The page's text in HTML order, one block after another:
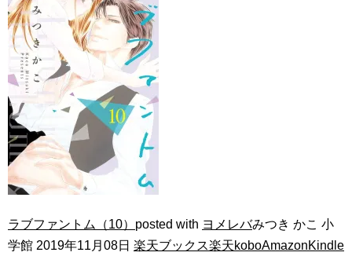
ラブファントム（10） posted with ヨメレバみつき かこ 小
学館 2019年11月08日 楽天ブックス楽天koboAmazonKindle